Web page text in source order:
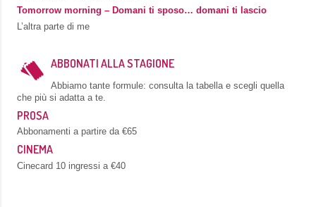
Tomorrow morning – Domani ti sposo… domani ti lascio
L’altra parte di me
ABBONATI ALLA STAGIONE
Abbiamo tante formule: consulta la tabella e scegli quella
che più si adatta a te.
PROSA
Abbonamenti a partire da €65
CINEMA
Cinecard 10 ingressi a €40